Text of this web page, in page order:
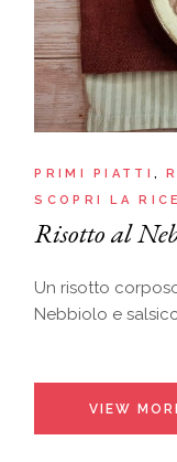
PRIMI PIATTI
SCOPRI LA
Risotto al
Un risotto
Nebbiolo e
VIEW